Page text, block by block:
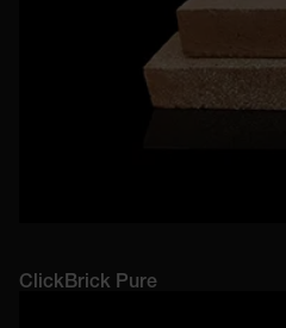
ClickBrick Pure